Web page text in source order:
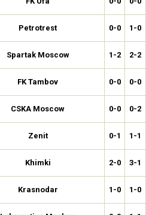
Petrotrest 0-0 1-0
Spartak Moscow 1-2 2-2
FK Tambov 0-0 0-0
CSKA Moscow 0-0 0-2
Zenit 0-1 1-1
Khimki 2-0 3-1
Krasnodar 1-0 1-0